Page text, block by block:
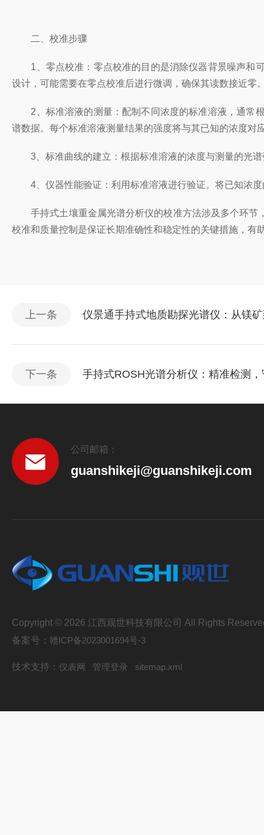
二、校准步骤
1、零点校准：零点校准的目的是消除仪器背景噪声和可
设计，可能需要在零点校准后进行微调，确保其读数接近零
2、标准溶液的测量：配制不同浓度的标准溶液，通常根
谱数据。每个标准溶液测量结果的强度将与其已知的浓度对
3、标准曲线的建立：根据标准溶液的浓度与测量的光谱
4、仪器性能验证：利用标准溶液进行验证。将已知浓度
手持式土壤重金属光谱分析仪的校准方法涉及多个环节
校准和质量控制是保证长期准确性和稳定性的关键措施，
上一条 仪景通手持式地质勘探光谱仪：从镁
下一条 手持式ROSH光谱分析仪：精准检测
公司邮箱：
guanshikeji@guanshikeji.com
Copyright © 2026 江西观世科技有限公司 All Rights
备案号： 赣ICP备2023001694号-3
技术支持： 仪表网 管理登录 sitemap.xml